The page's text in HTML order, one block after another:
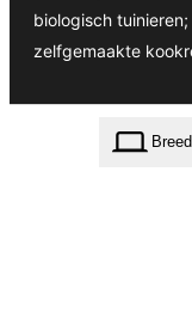
biologisch
zelfgemaakte
Breed